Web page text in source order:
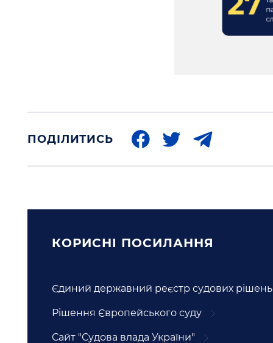
ПОДІЛИТИСЬ
КОРИСНI ПОСИЛАННЯ
Єдиний державний реєстр судових рішень
Рішення Європейського суду
Сайт "Судова влада України"